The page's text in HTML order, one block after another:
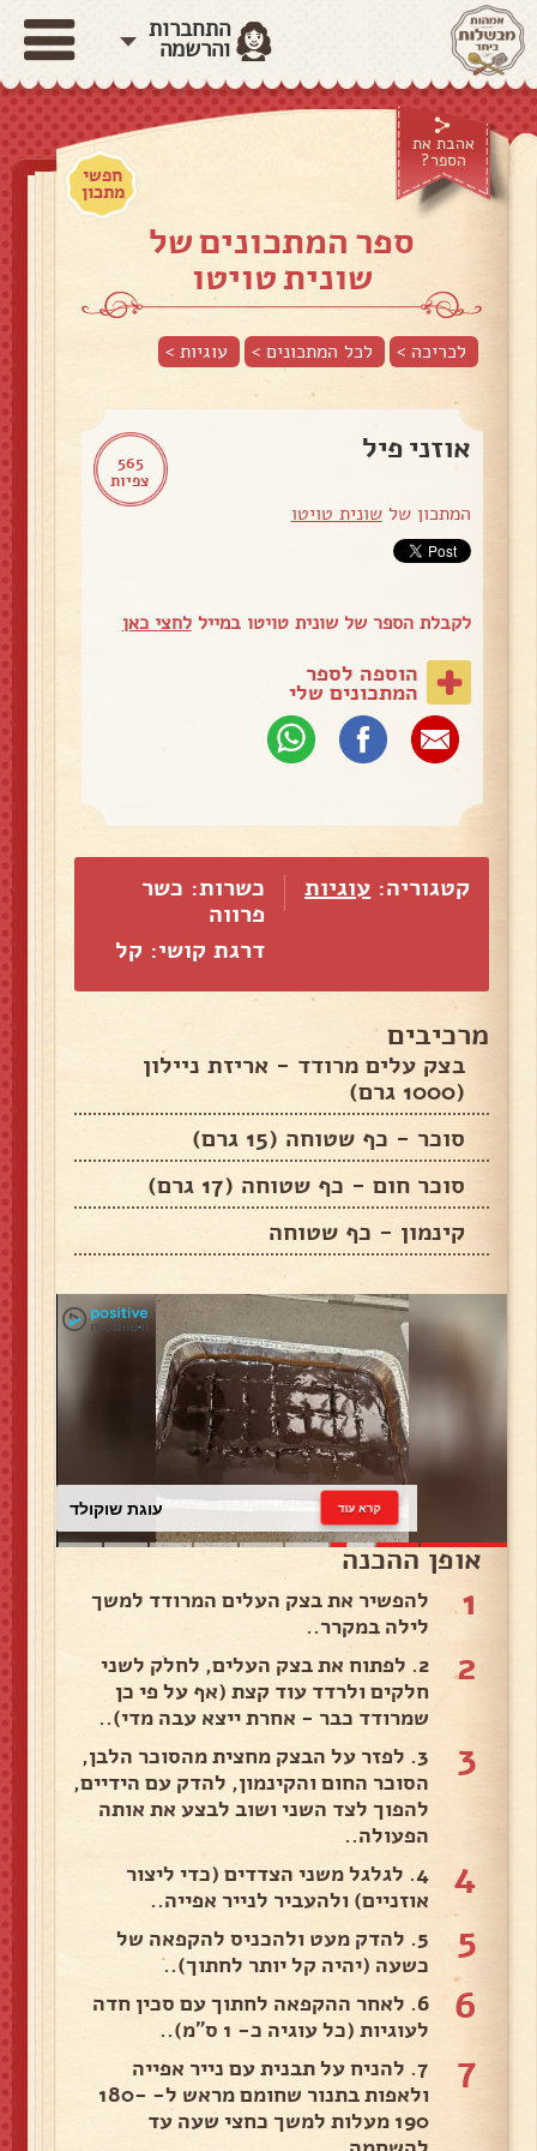
התחברות
והרשמה
אהבת את
הספר?
חפשי
מתכון
ספר המתכונים של
שונית טויטו
לכריכה > לכל המתכונים > עוגיות>
565
צפיות
אוזני פיל
המתכון שלשונית טויטו
לקבלת הספר של שונית טויטו במייללחצי כאן
הוספה לספר
המתכונים שלי
קטגוריה: עוגיות
כשרות: כשר
פרווה
דרגת קושי: קל
מרכיבים
בצק עלים מרודד - אריזת ניילון
(1000 גרם)
סוכר - כף שטוחה (15 גרם)
סוכר חום - כף שטוחה (17 גרם)
קינמון - כף שטוחה
עוגת שוקולד קרא עוד
אופן ההכנה
1
להפשיר את בצק העלים המרודד למשך
לילה במקרר..
2
2. לפתוח את בצק העלים, לחלק לשני
חלקים ולרדד עוד קצת (אף על פי כן
שמרודד כבר - אחרת ייצא עבה מדי)..
3
3. לפזר על הבצק מחצית מהסוכר הלבן,
הסוכר החום והקינמון, להדק עם הידיים,
להפוך לצד השני ושוב לבצע את אותה
הפעולה..
4
4. לגלגל משני הצדדים (כדי ליצור
אוזניים) ולהעביר לנייר אפייה..
5
5. להדק מעט ולהכניס להקפאה של
כשעה (יהיה קל יותר לחתוך)..
6
6. לאחר ההקפאה לחתוך עם סכין חדה
לעוגיות (כל עוגיה כ- 1 ס"מ)..
7
7. להניח על תבנית עם נייר אפייה
ולאפות בתנור שחומם מראש ל- 180-
190 מעלות למשך כחצי שעה עד